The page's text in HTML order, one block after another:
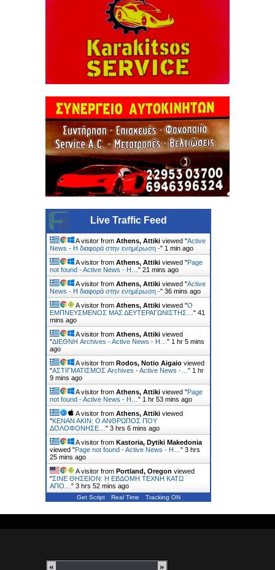
Live Traffic Feed
A visitor from Athens, Attiki viewed "Active
News - Η διαφορά στην ενημέρωση -" 1 min ago
A visitor from Athens, Attiki viewed "Page
not found - Active News - Η… " 21 mins ago
A visitor from Athens, Attiki viewed "Active
News - Η διαφορά στην ενημέρωση -" 36 mins ago
A visitor from Athens, Attiki viewed "Ο
ΕΜΠΝΕΥΣΜΕΝΟΣ ΜΑΣ ΔΕΥΤΕΡΑΓΩΝΙΣΤΗΣ… " 41
mins ago
A visitor from Athens, Attiki viewed
"ΔΙΕΘΝΗ Archives - Active News - Η… " 1 hr 5 mins
ago
A visitor from Rodos, Notio Aigaio viewed
"ΑΣΤΙΓΜΑΤΙΣΜΟΣ Archives - Active News -… " 1 hr
9 mins ago
A visitor from Athens, Attiki viewed "Page
not found - Active News - Η… " 1 hr 53 mins ago
A visitor from Athens, Attiki viewed
"ΚΕΝΑΝ ΑΚΙΝ: Ο ΑΝΘΡΩΠΟΣ ΠΟΥ
ΔΟΛΟΦΟΝΗΣΕ… " 3 hrs 6 mins ago
A visitor from Kastoria, Dytiki Makedonia
viewed "Page not found - Active News - Η… " 3 hrs
25 mins ago
A visitor from Portland, Oregon viewed
"ΣΙΝΕ ΘΗΣΕΙΟΝ: Η ΕΒΔΟΜΗ ΤΕΧΝΗ ΚΑΤΩ
ΑΠΟ… " 3 hrs 52 mins ago
Get Script Real Time Tracking ON